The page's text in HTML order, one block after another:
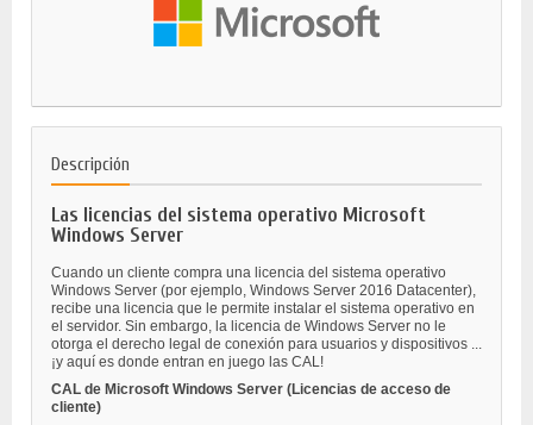
Descripción
Las licencias del sistema operativo Microsoft
Windows Server
Cuando un cliente compra una licencia del sistema operativo
Windows Server (por ejemplo, Windows Server 2016 Datacenter),
recibe una licencia que le permite instalar el sistema operativo en
el servidor. Sin embargo, la licencia de Windows Server no le
otorga el derecho legal de conexión para usuarios y dispositivos ...
¡y aquí es donde entran en juego las CAL!
CAL de Microsoft Windows Server (Licencias de acceso de
cliente)